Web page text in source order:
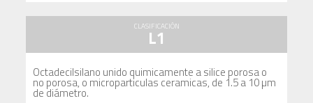
CLASIFICACIÓN
L1
Octadecilsilano unido quimicamente a silice porosa o
no porosa, o microparticulas ceramicas, de 1.5 a 10 µm
de diámetro.